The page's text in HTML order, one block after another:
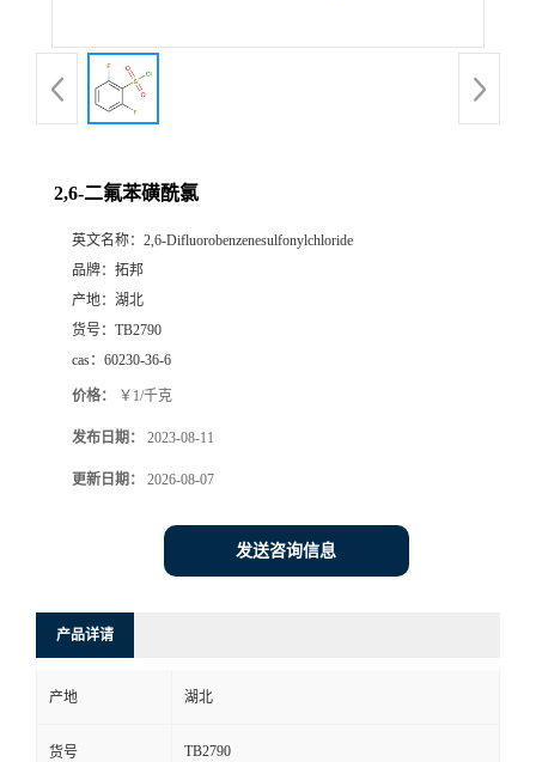
2,6-二氟苯磺酰氯
英文名称： 2,6-Difluorobenzenesulfonylchloride
品牌： 拓邦
产地： 湖北
货号： TB2790
cas： 60230-36-6
价格： ￥1/千克
发布日期： 2023-08-11
更新日期： 2026-08-07
发送咨询信息
产品详请
产地 湖北
货号 TB2790